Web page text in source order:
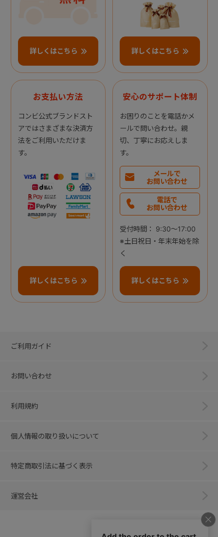
詳しくはこちら 詳しくはこちら
お支払い方法
コンビ公式ブランドスト
アではさまざまな決済方
法をご利用いただけま
す。
詳しくはこちら
安心のサポート体制
お困りのことを電話かメ
ールで問い合わせ。親
切、丁寧にお応えしま
す。
メールで
お問い合わせ
電話で
お問い合わせ
受付時間： 9:30～17:00
※土日祝日・年末年始を除
く
詳しくはこちら
ご利用ガイド
お問い合わせ
利用規約
個人情報の取り扱いについて
特定商取引法に基づく表示
運営会社